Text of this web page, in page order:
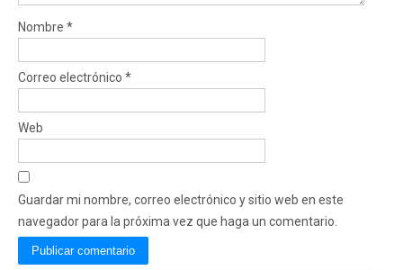
Nombre *
Correo electrónico *
Web
Guardar mi nombre, correo electrónico y sitio web en este
navegador para la próxima vez que haga un comentario.